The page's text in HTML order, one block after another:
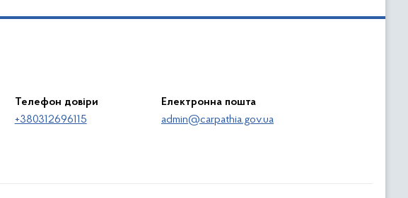
Телефон довіри
+380312696115
Електронна пошта
admin@carpathia.gov.ua